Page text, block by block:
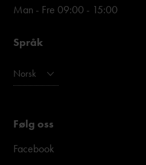
Man - Fre 09:00 - 15:00
Språk
Norsk
Følg oss
Facebook